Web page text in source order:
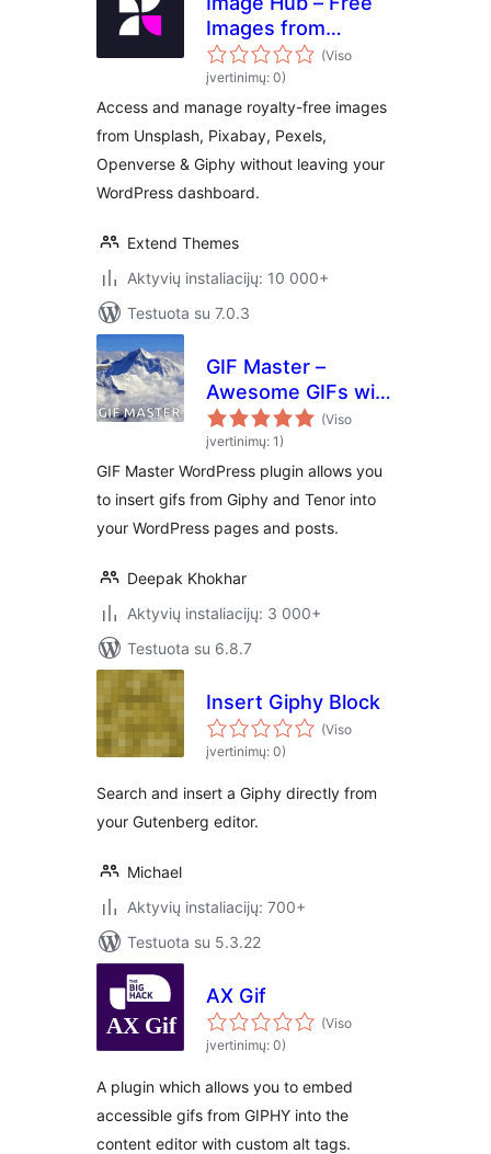
Images from
Unsplash, Pixabay,
Pexels, Openverse
& Giphy
(Viso
įvertinimų: 0)
Access and manage royalty-free images
from Unsplash, Pixabay, Pexels,
Openverse & Giphy without leaving your
WordPress dashboard.
Extend Themes
Aktyvių instaliacijų: 10 000+
Testuota su 7.0.3
GIF Master –
Awesome GIFs with
Giphy and Tenor
(Viso
įvertinimų: 1)
GIF Master WordPress plugin allows you
to insert gifs from Giphy and Tenor into
your WordPress pages and posts.
Deepak Khokhar
Aktyvių instaliacijų: 3 000+
Testuota su 6.8.7
Insert Giphy Block
(Viso
įvertinimų: 0)
Search and insert a Giphy directly from
your Gutenberg editor.
Michael
Aktyvių instaliacijų: 700+
Testuota su 5.3.22
AX Gif
(Viso
įvertinimų: 0)
A plugin which allows you to embed
accessible gifs from GIPHY into the
content editor with custom alt tags.